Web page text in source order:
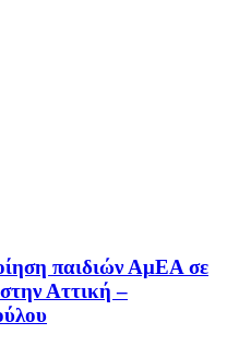
παιδιών ΑμΕΑ σε
Αττική –